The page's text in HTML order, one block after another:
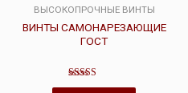
ВЫСОКОПРОЧНЫЕ ВИНТЫ
ВИНТЫ САМОНАРЕЗАЮЩИЕ
ГОСТ
Оценка